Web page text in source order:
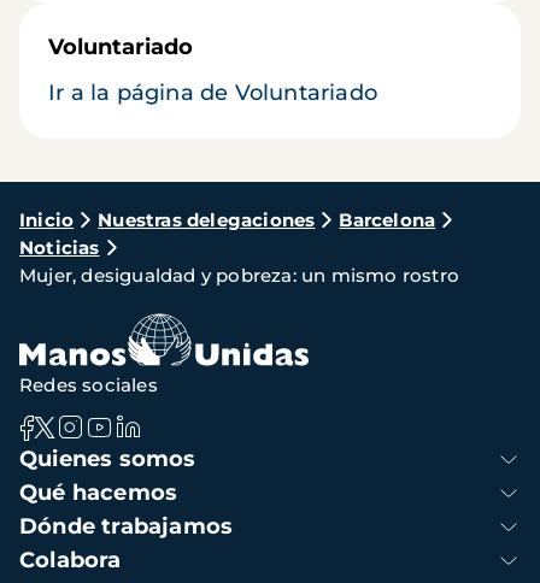
Voluntariado
Ir a la página de Voluntariado
Ruta
de
navegación
Inicio Nuestras delegaciones
Barcelona
Noticias
Mujer, desigualdad y pobreza: un mismo rostro
Navegación
principal
Quienes somos
Qué hacemos
Dónde trabajamos
Colabora
Redes sociales